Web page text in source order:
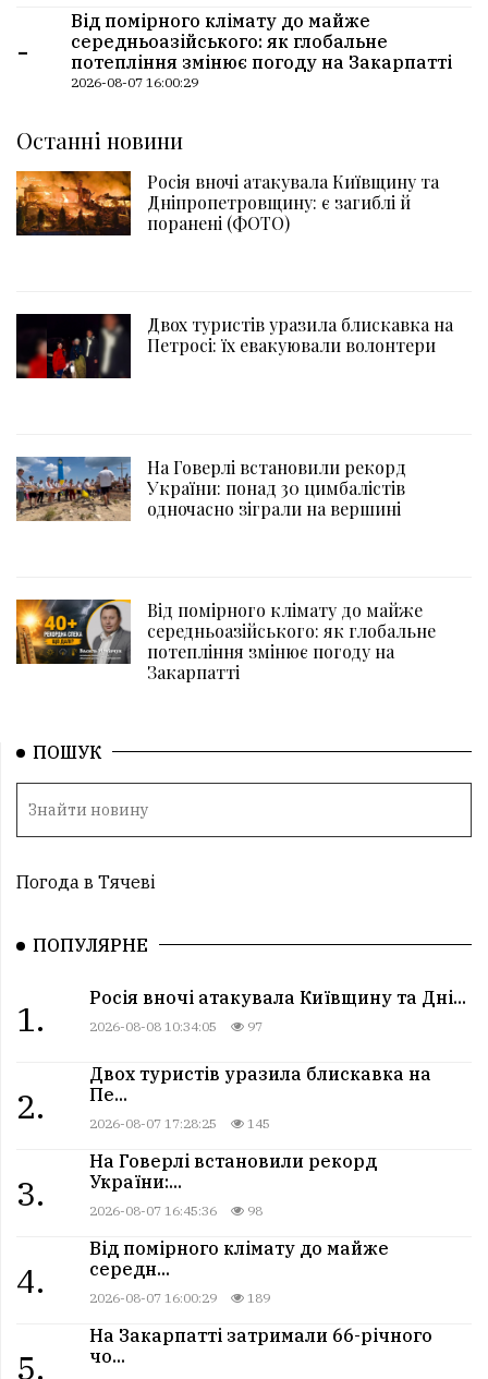
-
Від помірного клімату до майже
середньоазійського: як глобальне
потепління змінює погоду на Закарпатті
2026-08-07 16:00:29
Останні новини
Росія вночі атакувала Київщину та
Дніпропетровщину: є загиблі й
поранені (ФОТО)
Двох туристів уразила блискавка на
Петросі: їх евакуювали волонтери
На Говерлі встановили рекорд
України: понад 30 цимбалістів
одночасно зіграли на вершині
Від помірного клімату до майже
середньоазійського: як глобальне
потепління змінює погоду на
Закарпатті
ПОШУК
Погода в Тячеві
ПОПУЛЯРНЕ
1.
Росія вночі атакувала Київщину та Дні...
2026-08-08 10:34:05 97
2.
Двох туристів уразила блискавка на
Пе...
2026-08-07 17:28:25 145
3.
На Говерлі встановили рекорд
України:...
2026-08-07 16:45:36 98
4.
Від помірного клімату до майже
середн...
2026-08-07 16:00:29 189
5.
На Закарпатті затримали 66-річного
чо...